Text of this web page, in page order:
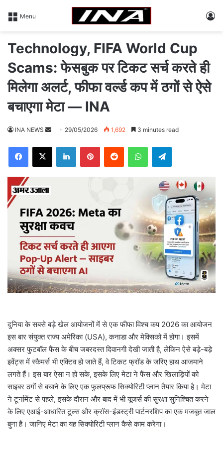
Menu
Technology, FIFA World Cup
Scams: फेसबुक पर टिकट सर्च करते ही
मिलेगा अलर्ट, फीफा वर्ल्ड कप में ठगों से ऐसे
बचाएगा मेटा — INA
INA NEWS
d
m
a
i
l
29/05/2026 1,692 3 minutes read
दुनिया के सबसे बड़े खेल आयोजनों में से एक फीफा विश्च कप 2026 का आयोजन
इस बार संयुक्त राज्य अमेरिका (USA), कनाडा और मेक्सिको में होगा। इसमें
अक्सर फुटबॉल फैंस के बीच जबरदस्त दिवानगी देखी जाती है, लेकिन ऐसे बड़े-बड़े
इवेंट्स में स्कैमर्स भी एक्टिव हो जाते हैं, वे टिकट फ्रॉड के जरिए हाथ आजमाने
लगते हैं। इस बार ऐसा न हो सके, इसके लिए मेटा ने फैंस और खिलाड़ियों को
साइबर ठगों से बचाने के लिए एक फुलप्रूफ सिक्योरिटी प्लान तैयार किया है। मेटा
ने टूर्नामेंट से पहले, इसके दौरान और बाद में भी यूजर्स की सुरक्षा सुनिश्चित करने
के लिए एआई-आधारित टूल्स और क्रॉस-इंडस्ट्री पार्टनरशिप का एक मजबूत जाल
बुना है। जानिए मेटा का यह सिक्योरिटी प्लान कैसे काम करेगा।